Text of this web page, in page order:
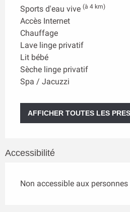
Sports d'eau vive (à 4 km)
Accès Internet
Chauffage
Lave linge privatif
Lit bébé
Sèche linge privatif
Spa / Jacuzzi
AFFICHER TOUTES LES
Accessibilité
Non accessible aux